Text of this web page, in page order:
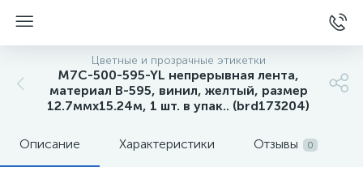
Цветные и прозрачные этикетки
M7C-500-595-YL непрерывная лента,
материал B-595, винил, желтый, размер
12.7ммх15.24м, 1 шт. в упак.. (brd173204)
Описание Характеристики Отзывы 0